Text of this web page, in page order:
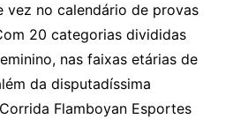
vez no calendário de provas
20 categorias divididas
nas faixas etárias de
da disputadíssima
Flamboyan Esportes